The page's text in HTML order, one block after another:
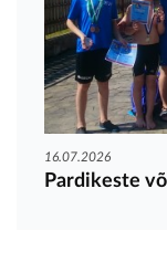
16.07.2026
Pardikeste